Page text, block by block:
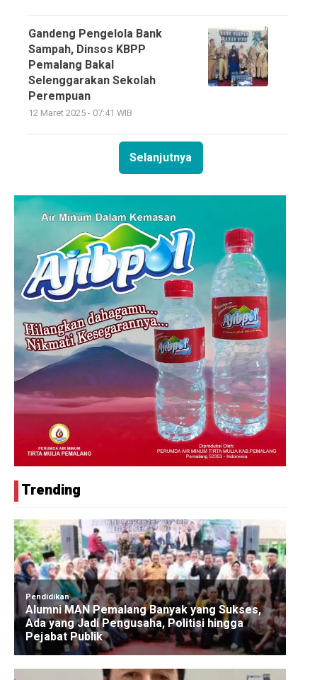
Gandeng Pengelola Bank
Sampah, Dinsos KBPP
Pemalang Bakal
Selenggarakan Sekolah
Perempuan
12 Maret 2025 - 07:41 WIB
Selanjutnya
Trending